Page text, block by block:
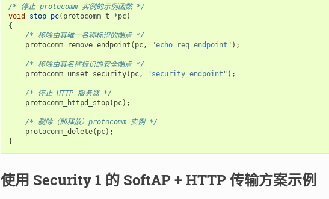
/* 停止 protocomm 实例的示例函数 */
void
stop_pc( protocomm_t *pc)
{
/* 移除由其唯一名称标识的端点 */
protocomm_remove_endpoint ( pc, "echo_req_endpoint" );
/* 移除由其名称标识的安全端点 */
protocomm_unset_security( pc, "security_endpoint" );
/* 停止 HTTP 服务器 */
protocomm_httpd_stop( pc);
/* 删除（即释放）protocomm 实例 */
protocomm_delete( pc);
}
使用 Security 1 的 SoftAP + HTTP 传输方案示例